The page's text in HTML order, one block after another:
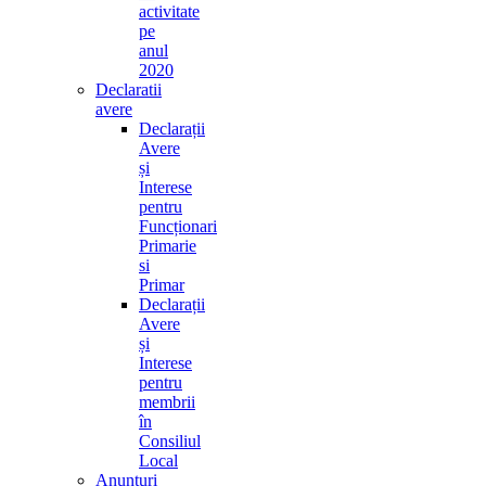
activitate
pe
anul
2020
Declaratii
avere
Declarații
Avere
și
Interese
pentru
Funcționari
Primarie
si
Primar
Declarații
Avere
și
Interese
pentru
membrii
în
Consiliul
Local
Anunturi